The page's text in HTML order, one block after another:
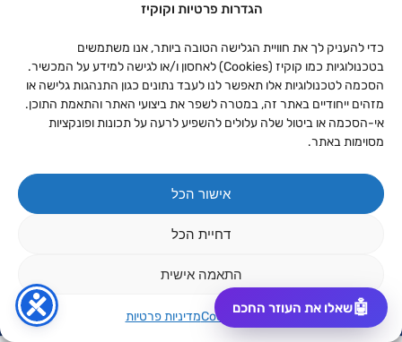
הגדרות פרטיות וקוקיז
כדי להעניק לך את חוויית הגלישה הטובה ביותר, אנו משתמשים
בטכנולוגיות כמו קוקיז (Cookies) לאחסון ו/או לגישה למידע על המכשיר.
הסכמה לטכנולוגיות אלו תאפשר לנו לעבד נתונים כגון התנהגות גלישה או
מזהים ייחודיים באתר זה, במטרה לשפר את ביצועי האתר והתאמת התוכן.
אי-הסכמה או ביטול שלה עלולים להשפיע לרעה על תכונות ופונקציות
מסוימות באתר.
אישור הכל
דחיית הכל
התאמה אישית
Cookie Policyמדיניות פרטיות
בשליחת הטופס אני מאשר/ת קבלת פנייה חוזרת ואת
אל תמלאו שדה זה